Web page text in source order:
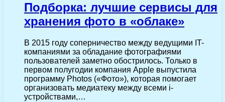
Подборка: лучшие сервисы для
хранения фото в «облаке»
В 2015 году соперничество между ведущими IT-
компаниями за обладание фотографиями
пользователей заметно обострилось. Только в
первом полугодии компания Apple выпустила
программу Photos («Фото»), которая помогает
организовать медиатеку между всеми i-
устройствами,…